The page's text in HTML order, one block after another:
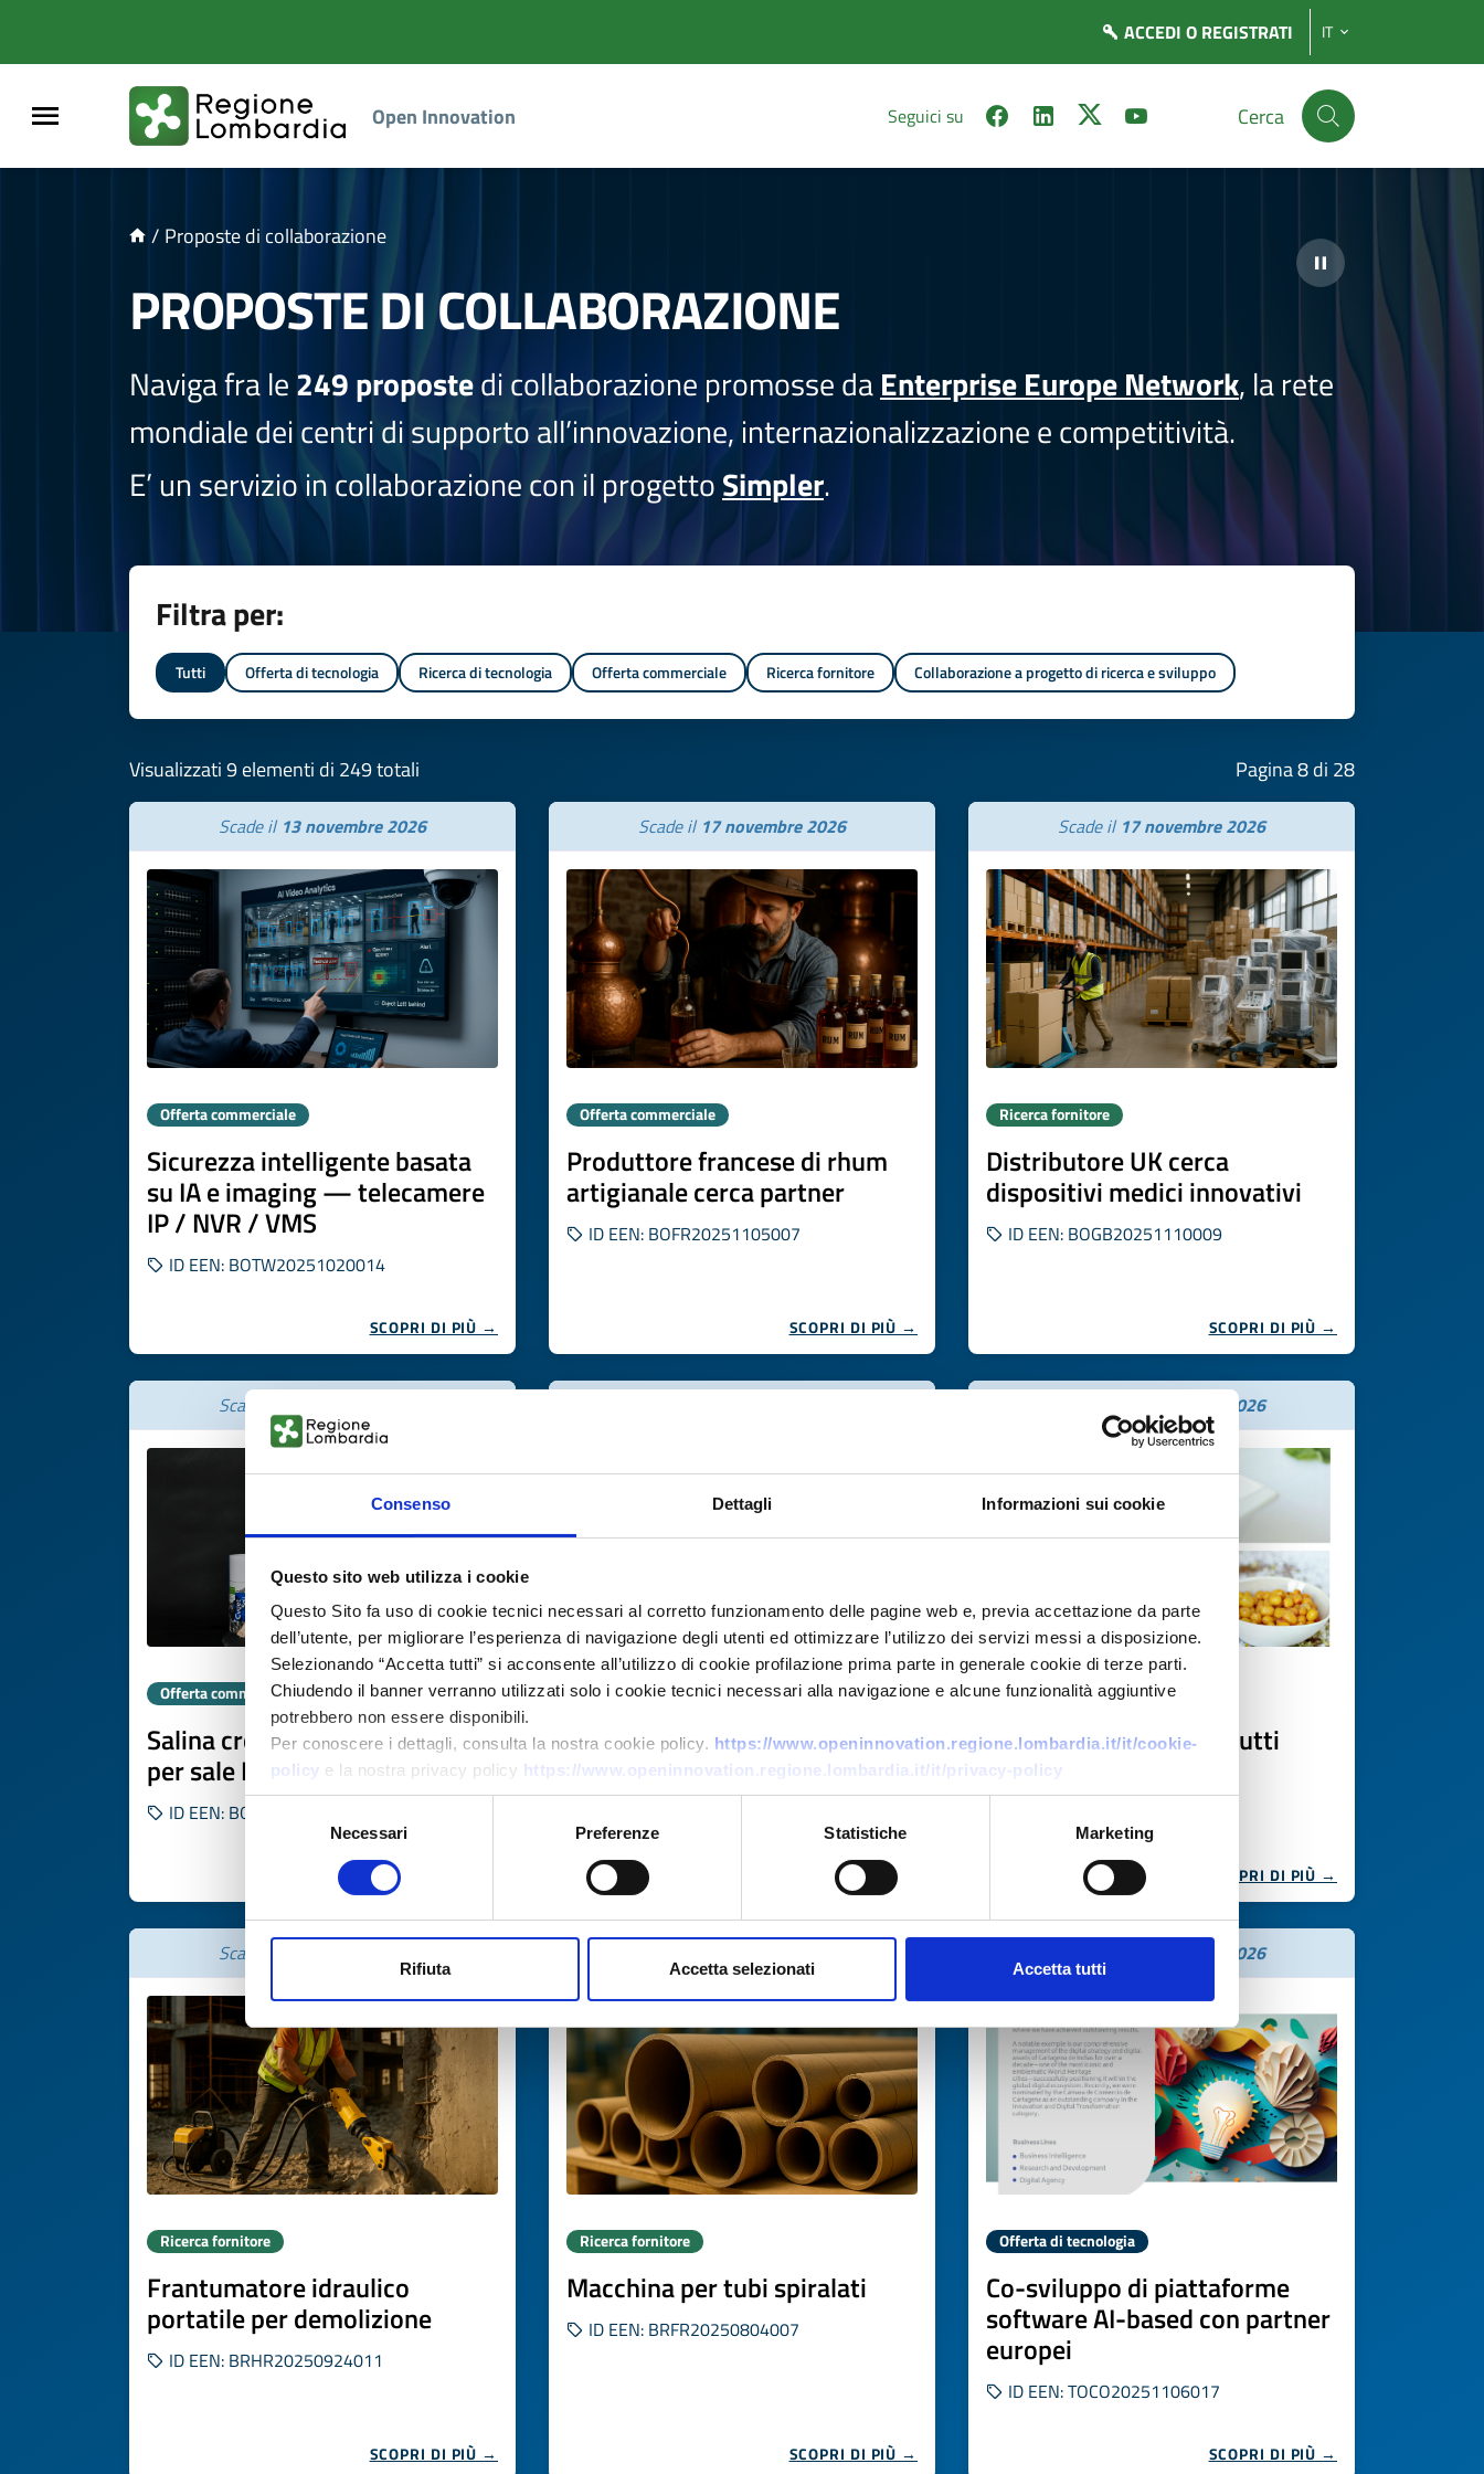
Consenso Dettagli Informazioni sui cookie
Questo sito web utilizza i cookie
Questo Sito fa uso di cookie tecnici necessari al corretto funzionamento delle pagine web e, previa accettazione da parte
dell’utente, per migliorare l’esperienza di navigazione degli utenti ed ottimizzare l’utilizzo dei servizi messi a disposizione.
Selezionando “Accetta tutti” si acconsente all’utilizzo di cookie profilazione prima parte in generale cookie di terze parti.
Chiudendo il banner verranno utilizzati solo i cookie tecnici necessari alla navigazione e alcune funzionalità aggiuntive
potrebbero non essere disponibili.
Per conoscere i dettagli, consulta la nostra cookie policy. https://www.openinnovation.regione.lombardia.it/it/cookie-
policy e la nostra privacy policy https://www.openinnovation.regione.lombardia.it/it/privacy-policy
Selezione
Necessari Preferenze Statistiche Marketing
Rifiuta Accetta selezionati Accetta tutti
ACCEDI O REGISTRATI IT
Open Innovation Seguici su Cerca
/ Proposte di collaborazione
PROPOSTE DI COLLABORAZIONE
Naviga fra le249 propostedi collaborazione promosse daEnterprise Europe Network, la rete
mondiale dei centri di supporto all’innovazione, internazionalizzazione e competitività.
E’ un servizio in collaborazione con il progettoSimpler.
Filtra per:
Tutti Offerta di tecnologia Ricerca di tecnologia Offerta commerciale Ricerca fornitore Collaborazione a progetto di ricerca e sviluppo
Visualizzati 9 elementi di 249 totali Pagina 8 di 28
Scade il 13 novembre 2026
Offerta commerciale
Sicurezza intelligente basata
su IA e imaging — telecamere
IP / NVR / VMS
ID EEN: BOTW20251020014
SCOPRI DI PIÙ →
Scade il 17 novembre 2026
Offerta commerciale
Produttore francese di rhum
artigianale cerca partner
ID EEN: BOFR20251105007
SCOPRI DI PIÙ →
Scade il 17 novembre 2026
Ricerca fornitore
Distributore UK cerca
dispositivi medici innovativi
ID EEN: BOGB20251110009
SCOPRI DI PIÙ →
Scade il
Offerta commerciale
Salina croata cerca distributori
per sale BIO
ID EEN: BOHR20251105015
SCOPRI DI PIÙ →
Offerta di tecnologia
Sistema solare termico ad aria
ad alta efficienza
SCOPRI DI PIÙ →
17 novembre 2026
Ricerca fornitore
Polveri biologiche di frutti
essiccati ad aria
SCOPRI DI PIÙ →
Scade il
Ricerca fornitore
Frantumatore idraulico
portatile per demolizione
ID EEN: BRHR20250924011
SCOPRI DI PIÙ →
Ricerca fornitore
Macchina per tubi spiralati
ID EEN: BRFR20250804007
SCOPRI DI PIÙ →
17 novembre 2026
Offerta di tecnologia
Co-sviluppo di piattaforme
software AI-based con partner
europei
ID EEN: TOCO20251106017
SCOPRI DI PIÙ →